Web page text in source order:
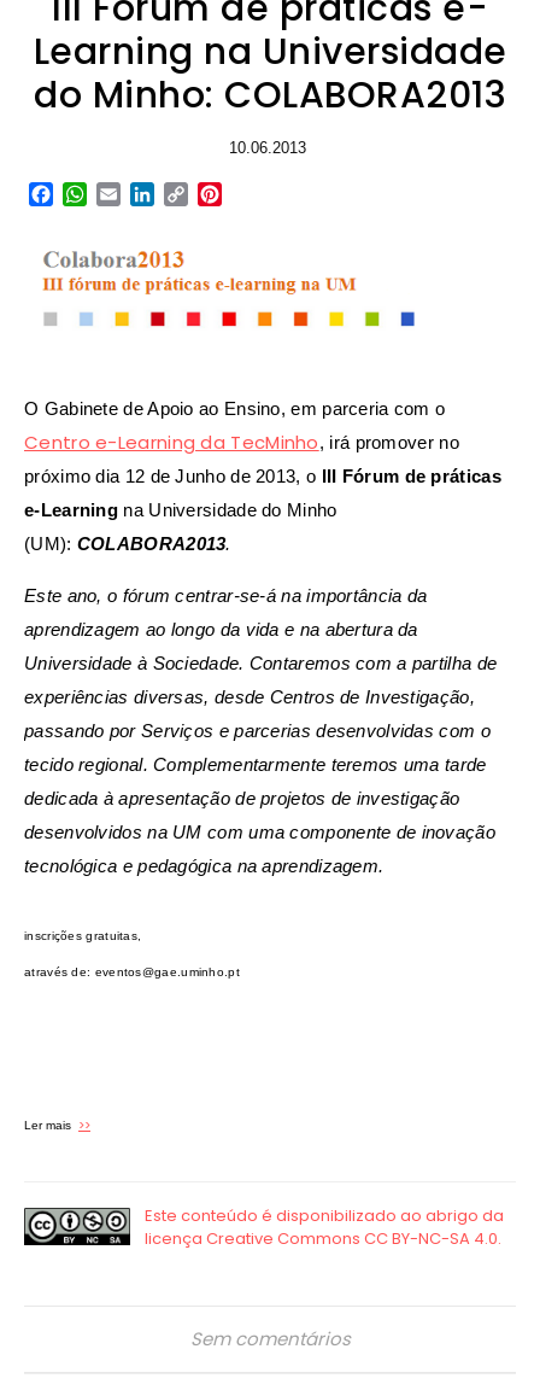
Learning na Universidade
do Minho: COLABORA2013
10.06.2013
Facebook
WhatsApp
EmailLinkedIn
Copy
O Gabinete de Apoio ao Ensino, em parceria com o
Centro e-Learning da TecMinho, irá promover no
próximo dia 12 de Junho de 2013, o III Fórum de práticas
e-Learning na Universidade do Minho
(UM): COLABORA2013.
Este ano, o fórum centrar-se-á na importância da
aprendizagem ao longo da vida e na abertura da
Universidade à Sociedade. Contaremos com a partilha de
experiências diversas, desde Centros de Investigação,
passando por Serviços e parcerias desenvolvidas com o
tecido regional. Complementarmente teremos uma tarde
dedicada à apresentação de projetos de investigação
desenvolvidos na UM com uma componente de inovação
tecnológica e pedagógica na aprendizagem.
inscrições gratuitas,
através de: eventos@gae.uminho.pt
Ler mais >>
Sem comentários